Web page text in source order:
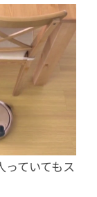
ていてもス